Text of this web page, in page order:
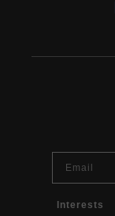
Interests